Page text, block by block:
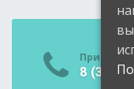
Приемная
8